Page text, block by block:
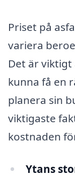
Priset på
variera
Det är
kunna få en
planera sin
viktigaste
kostnaden
Ytans